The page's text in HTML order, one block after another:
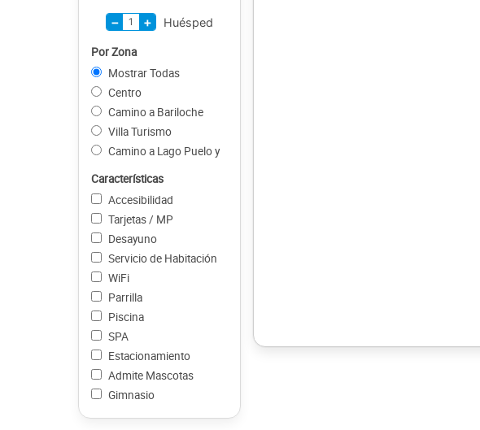
− 1 + Huésped
Por Zona
Mostrar Todas
Centro
Camino a Bariloche
Villa Turismo
Camino a Lago Puelo y
Características
Accesibilidad
Tarjetas / MP
Desayuno
Servicio de Habitación
WiFi
Parrilla
Piscina
SPA
Estacionamiento
Admite Mascotas
Gimnasio